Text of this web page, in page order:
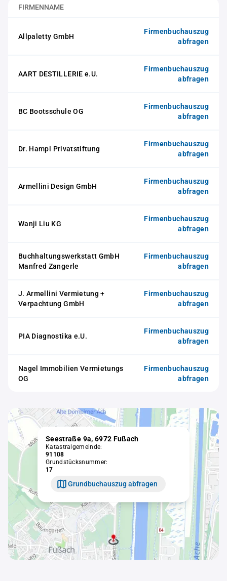
FIRMENNAME
Allpaletty GmbH
Firmenbuchauszug
abfragen
AART DESTILLERIE e.U.
Firmenbuchauszug
abfragen
BC Bootsschule OG
Firmenbuchauszug
abfragen
Dr. Hampl Privatstiftung
Firmenbuchauszug
abfragen
Armellini Design GmbH
Firmenbuchauszug
abfragen
Wanji Liu KG
Firmenbuchauszug
abfragen
Buchhaltungswerkstatt GmbH
Manfred Zangerle
Firmenbuchauszug
abfragen
J. Armellini Vermietung +
Verpachtung GmbH
Firmenbuchauszug
abfragen
PIA Diagnostika e.U.
Firmenbuchauszug
abfragen
Nagel Immobilien Vermietungs
OG
Firmenbuchauszug
abfragen
Seestraße 9a, 6972 Fußach
Katastralgemeinde:
91108
Grundstücksnummer:
17
Grundbuchauszug abfragen